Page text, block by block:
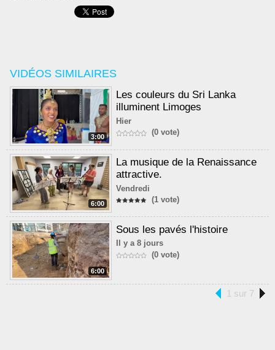
VIDÉOS SIMILAIRES
3:00
Les couleurs du Sri Lanka
illuminent Limoges
Hier
(0 vote)
6:00
La musique de la Renaissance
attractive.
Vendredi
(1 vote)
6:00
Sous les pavés l'histoire
Il y a 8 jours
(0 vote)
1 sur 7